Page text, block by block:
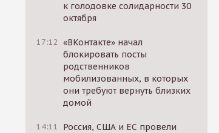
к голодовке солидарности 30
октября
17:12 «ВКонтакте» начал
блокировать посты
родственников
мобилизованных, в которых
они требуют вернуть близких
домой
14:11
Россия, США и ЕС провели